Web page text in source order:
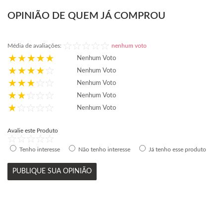
OPINIÃO DE QUEM JÁ COMPROU
Média de avaliações: nenhum voto
Nenhum Voto
Nenhum Voto
Nenhum Voto
Nenhum Voto
Nenhum Voto
Avalie este Produto
Tenho interesse Não tenho interesse Já tenho esse produto
PUBLIQUE SUA OPINIÃO